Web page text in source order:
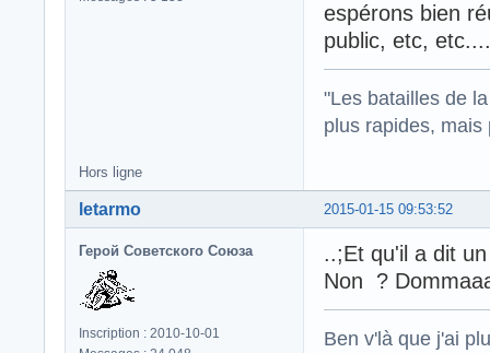
espérons bien
public, etc,
"Les batailles de
plus rapides,
Hors ligne
2015-01-15 09:53:52
letarmo
Герой Советского Союза
Inscription : 2010-10-01
..;Et qu'il a dit
Non ?
Ben v'là que j'ai